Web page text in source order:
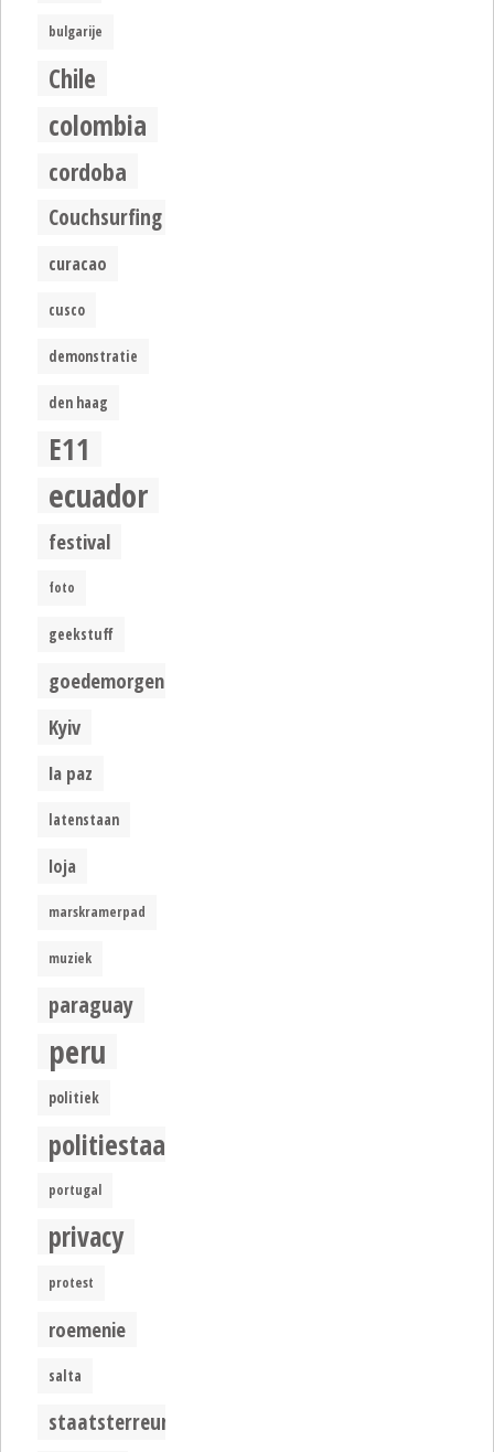
bulgarije
Chile
colombia
cordoba
Couchsurfing
curacao
cusco
demonstratie
den haag
E11
ecuador
festival
foto
geekstuff
goedemorgen
Kyiv
la paz
latenstaan
loja
marskramerpad
muziek
paraguay
peru
politiek
politiestaat
portugal
privacy
protest
roemenie
salta
staatsterreur